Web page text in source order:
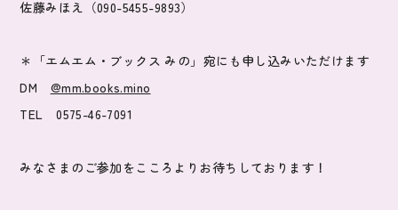
佐藤みほえ（090-5455-9893）
＊「エムエム・ブックス みの」宛にも申し込みいただけます
DM @mm.books.mino
TEL 0575-46-7091
みなさまのご参加をこころよりお待ちしております！